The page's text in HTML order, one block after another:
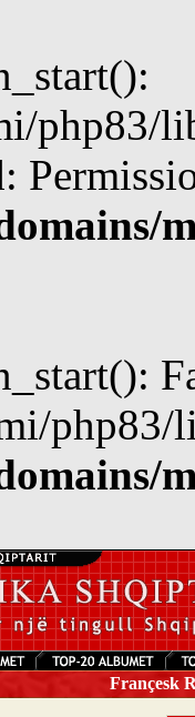
php83/
php83/
Françesk